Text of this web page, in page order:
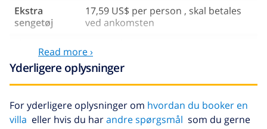
Ekstra
sengetøj
17,59 US$ per person , skal betales
ved ankomsten
håndklæder
ved ankomsten
Sen checkout
113,75 US$
Ekstra
rengøring
baseret på energiforbruget
(52,77 US$/HOUR)
Read more ›
Yderligere oplysninger
For yderligere oplysninger om hvordan du booker en
villa eller hvis du harandre spørgsmål som du gerne